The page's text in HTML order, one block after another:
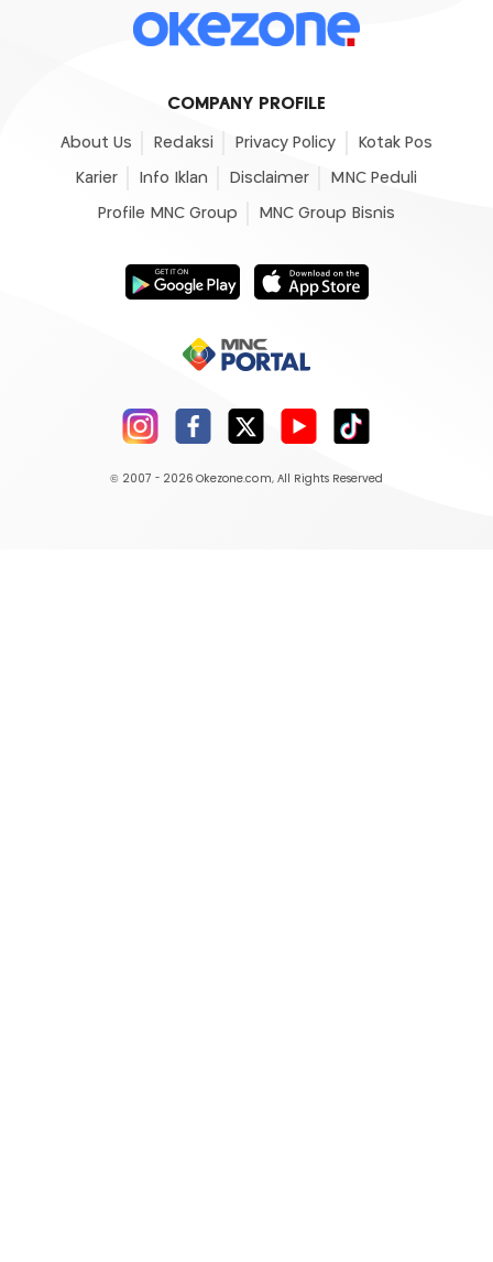
COMPANY PROFILE
About Us Redaksi Privacy Policy Kotak Pos
Karier Info Iklan Disclaimer MNC Peduli
Profile MNC Group MNC Group Bisnis
© 2007 - 2026 Okezone.com, All Rights Reserved